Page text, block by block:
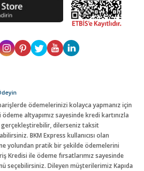
ödemelerinizi kolayca yapmanız için
altyapımız sayesinde kredi kartınızla
gerçekleştirebilir, dilerseniz taksit
BKM Express kullanıcısı olan
yolundan pratik bir şekilde ödemelerini
Kredisi ile ödeme fırsatlarımız sayesinde
seçebilirsiniz. Dileyen müşterilerimiz Kapıda